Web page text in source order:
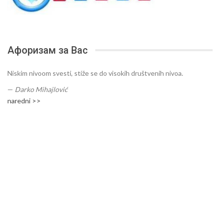
Афоризам за Вас
Niskim nivoom svesti, stiže se do visokih društvenih nivoa.
— Darko Mihajlović
naredni >>